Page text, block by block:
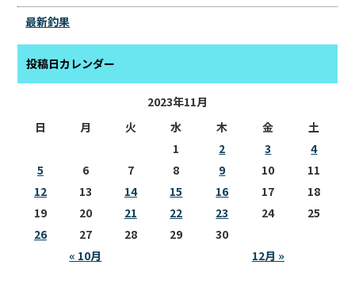
最新釣果
投稿日カレンダー
2023年11月
日
月 火 水 木 金 土
« 10月 12月 »
1 2 3
4
5
6 7 8 9 10
11
12
13 14 15 16 17
18
19
20 21 22 23 24
25
26
27 28 29 30